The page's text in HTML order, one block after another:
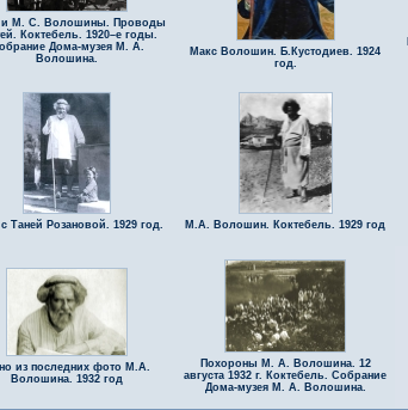
М. С. Волошины. Проводы
Коктебель. 1920–е годы.
Дома-музея М. А.
Волошина.
Макс Волошин. Б.Кустодиев. 1924
год.
Таней Розановой. 1929 год.
М.А. Волошин. Коктебель. 1929 год
из последних фото М.А.
Волошина. 1932 год
Похороны М. А. Волошина. 12
августа 1932 г. Коктебель. Собрание
Дома-музея М. А. Волошина.